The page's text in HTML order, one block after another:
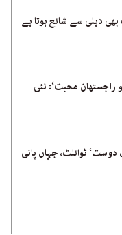
بھی دہلی سے شائع ہوتا ہے
راجستھان محبت‘: نئی
دوست‘ ٹوائلٹ، جہاں پانی